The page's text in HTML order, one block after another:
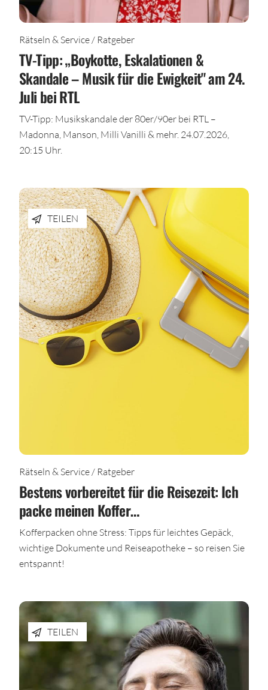
Rätseln & Service / Ratgeber
TV-Tipp: „Boykotte, Eskalationen &
Skandale – Musik für die Ewigkeit" am 24.
Juli bei RTL
TV-Tipp: Musikskandale der 80er/90er bei RTL –
Madonna, Manson, Milli Vanilli & mehr. 24.07.2026,
20:15 Uhr.
TEILEN
Rätseln & Service / Ratgeber
Bestens vorbereitet für die Reisezeit: Ich
packe meinen Koffer…
Kofferpacken ohne Stress: Tipps für leichtes Gepäck,
wichtige Dokumente und Reiseapotheke – so reisen Sie
entspannt!
TEILEN